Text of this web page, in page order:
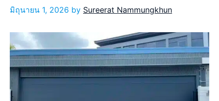
มิถุนายน 1, 2026 by Sureerat Nammungkhun